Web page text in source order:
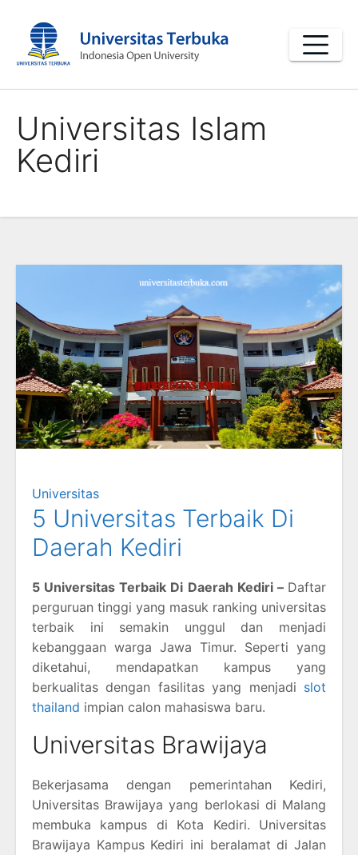
content
Universitas Islam
Kediri
Universitas
5 Universitas Terbaik Di
Daerah Kediri
5 Universitas Terbaik Di Daerah Kediri – Daftar
perguruan tinggi yang masuk ranking universitas
terbaik ini semakin unggul dan menjadi
kebanggaan warga Jawa Timur. Seperti yang
diketahui, mendapatkan kampus yang
berkualitas dengan fasilitas yang menjadi slot
thailand impian calon mahasiswa baru.
Universitas Brawijaya
Bekerjasama dengan pemerintahan Kediri,
Universitas Brawijaya yang berlokasi di Malang
membuka kampus di Kota Kediri. Universitas
Brawijaya Kampus Kediri ini beralamat di Jalan